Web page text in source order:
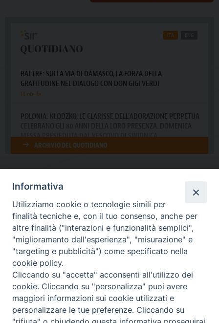
DIOCESI SUBURBICARIA DI ALBANO
Contatti:Tel.: 06.93268401 - Fax.: 06.9323844
E-mail:curia@diocesidialbano.it
Orari: dal Lunedì al Venerdì Ore: 9:00 - 13:00
Lunedì, Mercoledì e Venerdì, Ore 9:30 - 12:30
Informativa
Utilizziamo cookie o tecnologie simili per
finalità tecniche e, con il tuo consenso, anche per
altre finalità ("interazioni e funzionalità semplici",
"miglioramento dell'esperienza", "misurazione" e
"targeting e pubblicità") come specificato nella
cookie policy.
Cliccando su "accetta" acconsenti all'utilizzo dei
cookie. Cliccando su "personalizza" puoi avere
maggiori informazioni sui cookie utilizzati e
personalizzare le tue preferenze. Cliccando su